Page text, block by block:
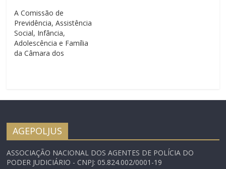
proposta (PLS 205/2005)
foi apresentada pelo
senador Paulo Paim (PT-
RS). O relator,…
A Comissão de
Previdência, Assistência
Social, Infância,
Adolescência e Família
da Câmara dos
servidor público com
aprovadas se aplicam a
servidores públicos da
União, a juízes federais e
ainda a membros da
Defensoria Pública,…
AGEPOLJUS
ASSOCIAÇÃO NACIONAL DOS AGENTES DE POLÍCIA DO
PODER JUDICIÁRIO - CNPJ: 05.824.002/0001-19